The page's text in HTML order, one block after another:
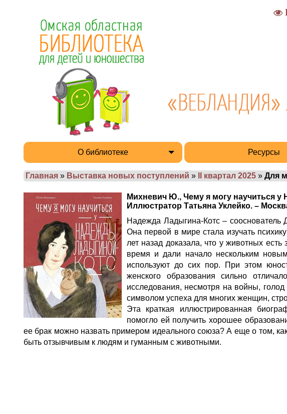
О библиотеке Ресурсы
Главная » Выставка новых поступлений » II квартал 2025 » Для
Михневич Ю., Чему я могу научиться
Иллюстратор Татьяна Уклейко. –
Надежда Ладыгина-Котс – сооснователь
Она первой в мире стала изучать
лет назад доказала, что у животных
время и дали начало нескольким
используют до сих пор. При этом
женского образования сильно
исследования, несмотря на войны,
символом успеха для многих женщин,
Эта краткая иллюстрированная
помогло ей получить хорошее
ее брак можно назвать примером идеального союза? А еще о том,
быть отзывчивым к людям и гуманным с животными.